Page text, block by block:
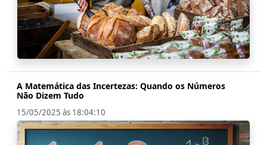
A Matemática das Incertezas: Quando os Números
Não Dizem Tudo
15/05/2025 às 18:04:10